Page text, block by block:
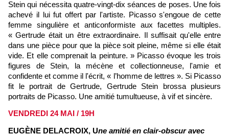
Stein qui nécessita quatre-vingt-dix séances de poses. Une fois
achevé il lui fut offert par l'artiste. Picasso s'engoue de cette
femme singulière et anticonformiste aux facettes multiples.
« Gertrude était un être extraordinaire. Il suffisait qu'elle entre
dans une pièce pour que la pièce soit pleine, même si elle était
vide. Et elle comprenait la peinture. » Picasso évoque les trois
figures de Stein, la mécène et collectionneuse, l'amie et
confidente et comme il l'écrit, « l’homme de lettres ». Si Picasso
fit le portrait de Gertrude, Gertrude Stein brossa plusieurs
portraits de Picasso. Une amitié tumultueuse, à vif et sincère.
VENDREDI 24 MAI / 19H
EUGÈNE DELACROIX, Une amitié en clair-obscur avec